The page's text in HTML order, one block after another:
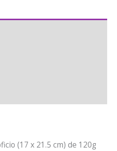
(17 x 21.5 cm) de 120g